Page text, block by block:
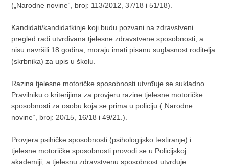
(„Narodne novine“, broj: 113/2012, 37/18 i 51/18).
Kandidati/kandidatkinje koji budu pozvani na zdravstveni
pregled radi utvrđivana tjelesne zdravstvene sposobnosti, a
nisu navršili 18 godina, moraju imati pisanu suglasnost roditelja
(skrbnika) za upis u školu.
Razina tjelesne motoričke sposobnosti utvrđuje se sukladno
Pravilniku o kriterijima za provjeru razine tjelesne motoričke
sposobnosti za osobu koja se prima u policiju („Narodne
novine“, broj: 20/15, 16/18 i 49/21.).
Provjera psihičke sposobnosti (psihologijsko testiranje) i
tjelesne motoričke sposobnosti provodi se u Policijskoj
akademiji, a tjelesnu zdravstvenu sposobnost utvrđuje